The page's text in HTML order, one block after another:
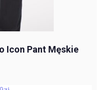
Icon Pant Męskie